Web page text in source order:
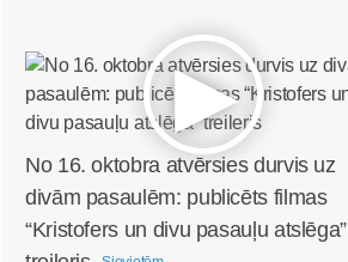
No 16. oktobra atvērsies durvis uz
divām pasaulēm: publicēts filmas
“Kristofers un divu pasauļu atslēga”